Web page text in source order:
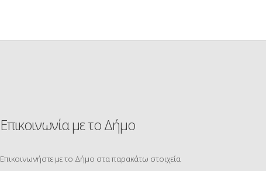
Επικοινωνία με το Δήμο
Επικοινωνήστε με το Δήμο στα παρακάτω στοιχεία